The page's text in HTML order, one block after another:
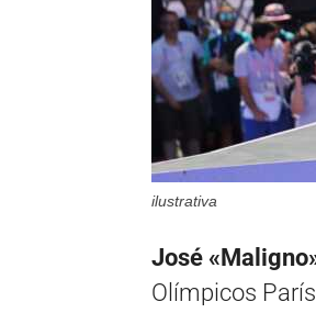
ilustrativa
José
Olímpicos